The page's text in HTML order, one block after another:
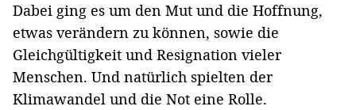
Dabei ging es um den Mut und die Hoffnung,
etwas verändern zu können, sowie die
Gleichgültigkeit und Resignation vieler
Menschen. Und natürlich spielten der
Klimawandel und die Not eine Rolle.